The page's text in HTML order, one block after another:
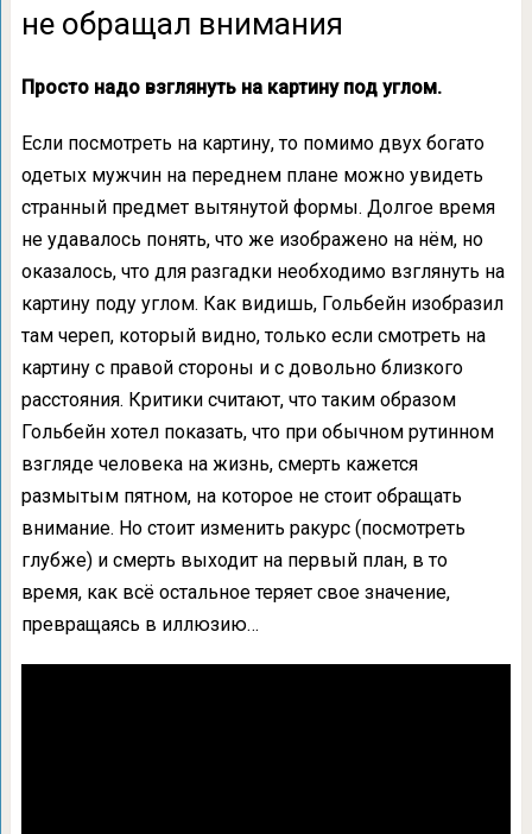
не обращал внимания
Просто надо взглянуть на картину под углом.
Если посмотреть на картину, то помимо двух богато
одетых мужчин на переднем плане можно увидеть
странный предмет вытянутой формы. Долгое время
не удавалось понять, что же изображено на нём, но
оказалось, что для разгадки необходимо взглянуть на
картину поду углом. Как видишь, Гольбейн изобразил
там череп, который видно, только если смотреть на
картину с правой стороны и с довольно близкого
расстояния. Критики считают, что таким образом
Гольбейн хотел показать, что при обычном рутинном
взгляде человека на жизнь, смерть кажется
размытым пятном, на которое не стоит обращать
внимание. Но стоит изменить ракурс (посмотреть
глубже) и смерть выходит на первый план, в то
время, как всё остальное теряет свое значение,
превращаясь в иллюзию…